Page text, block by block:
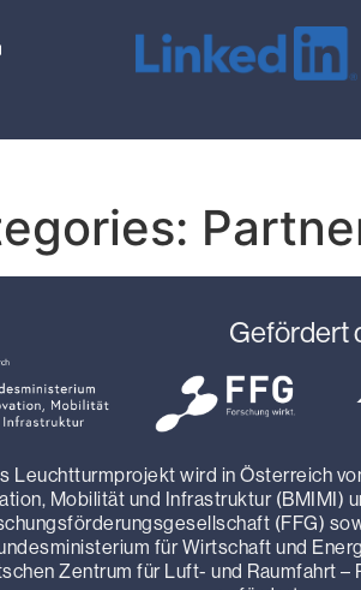
Gefördert
Leuchtturmprojekt wird in Österreich
Mobilität und Infrastruktur (BMIMI)
(FFG)
für Wirtschaft und
Zentrum für Luft- und Raumfahrt